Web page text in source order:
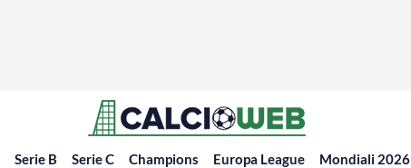
Serie B Serie C Champions Europa League Mondiali 2026